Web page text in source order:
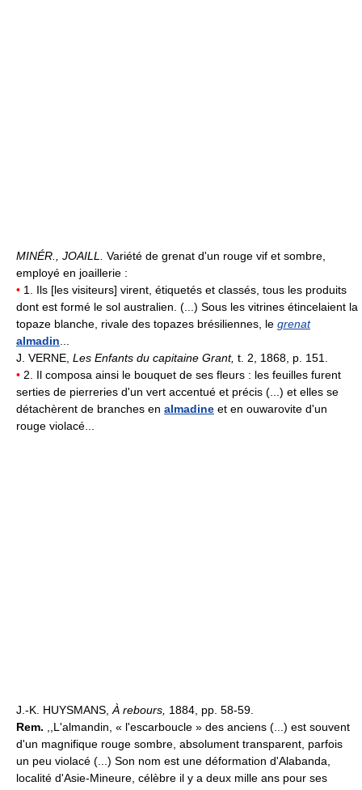
MINÉR., JOAILL. Variété de grenat d'un rouge vif et sombre,
employé en joaillerie :
• 1. Ils [les visiteurs] virent, étiquetés et classés, tous les produits
dont est formé le sol australien. (...) Sous les vitrines étincelaient la
topaze blanche, rivale des topazes brésiliennes, le grenat
almadin
J. VERNE, Les Enfants du capitaine Grant, t. 2, 1868, p. 151.
• 2. Il composa ainsi le bouquet de ses fleurs : les feuilles furent
serties de pierreries d'un vert accentué et précis (...) et elles se
détachèrent de branches en almadine et en ouwarovite d'un
rouge violacé...
J.-K. HUYSMANS, À rebours, 1884, pp. 58-59.
Rem. ,,L'almandin, « l'escarboucle » des anciens (...) est souvent
d'un magnifique rouge sombre, absolument transparent, parfois
un peu violacé (...) Son nom est une déformation d'Alabanda,
localité d'Asie-Mineure, célèbre il y a deux mille ans pour ses